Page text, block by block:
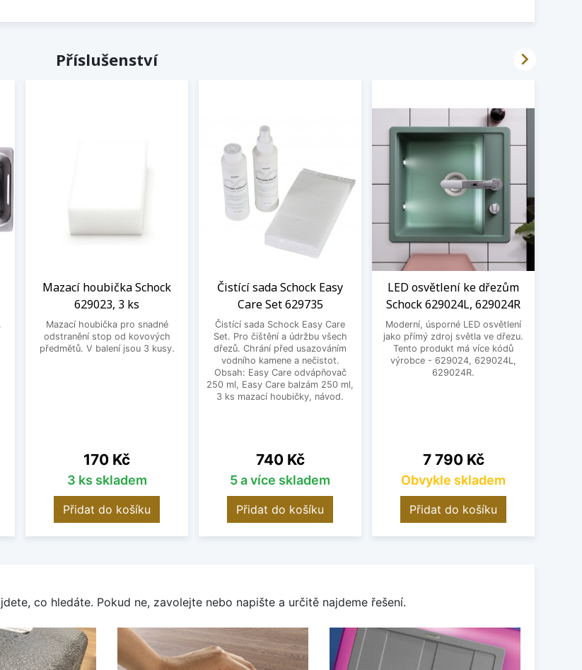
Příslušenství
Mazací houbička Schock
629023, 3 ks
Mazací houbička pro snadné
odstranění stop od kovových
předmětů. V balení jsou 3 kusy.
Cena
170 Kč
3 ks skladem
Přidat do košíku
Čistící sada Schock Easy
Care Set 629735
Čistící sada Schock Easy Care
Set. Pro čištění a údržbu všech
dřezů. Chrání před usazováním
vodního kamene a nečistot.
Obsah: Easy Care odvápňovač
250 ml, Easy Care balzám 250 ml,
3 ks mazací houbičky, návod.
Cena
740 Kč
5 a více skladem
Přidat do košíku
LED osvětlení ke dřezům
Schock 629024L, 629024R
Moderní, úsporné LED osvětlení
jako přímý zdroj světla ve dřezu.
Tento produkt má více kódů
výrobce - 629024, 629024L,
629024R.
Cena
7 790 Kč
Obvykle skladem
Přidat do košíku

co hledáte. Pokud ne, zavolejte nebo napište a určitě najdeme řešení.